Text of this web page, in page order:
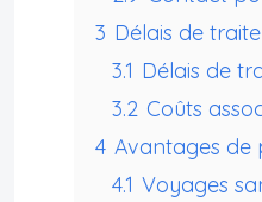
3 Délais de
3.1 Délais de
3.2 Coûts
4 Avantages de
4.1 Voyages